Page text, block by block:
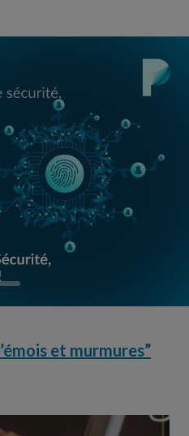
et murmures”